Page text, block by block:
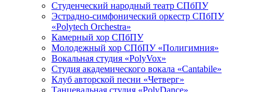
Студенческий народный театр СПбПУ
Эстрадно-симфонический оркестр СПбПУ
«Polytech Orchestra»
Камерный хор СПбПУ
Молодежный хор СПбПУ «Полигимния»
Вокальная студия «PolyVox»
Студия академического вокала «Cantabile»
Клуб авторской песни «Четверг»
Танцевальная студия «PolyDance»